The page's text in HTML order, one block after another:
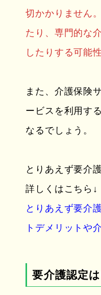
切かかりません
たり、専門的な
したりする可能
また、介護保険
ービスを利用す
なるでしょう。
とりあえず要介
詳しくはこちら↓
とりあえず要介
トデメリットや
要介護認定